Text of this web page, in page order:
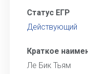
Статус ЕГР
Действующий
Краткое
Ле Бик Тьям